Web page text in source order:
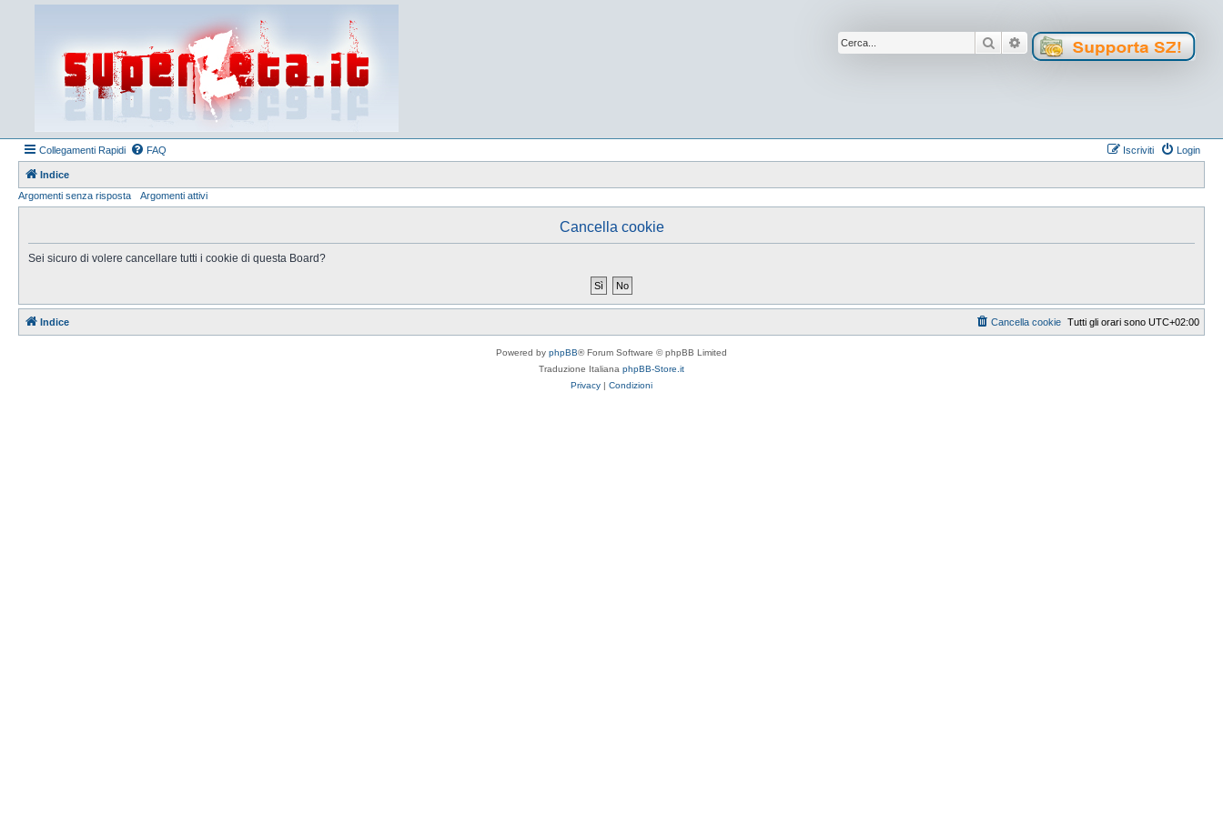
Cerca Ricerca avanzata
Collegamenti Rapidi FAQ Login
Iscriviti
Indice
Argomenti senza risposta
Argomenti attivi
Cancella cookie
Sei sicuro di volere cancellare tutti i cookie di questa Board?
Indice Tutti gli orari sono UTC+02:00
Cancella cookie
Powered by phpBB® Forum Software © phpBB Limited
Traduzione Italiana phpBB-Store.it
Privacy | Condizioni